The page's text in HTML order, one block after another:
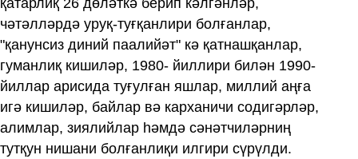
чәтәлләрдә уруқ-туғқанлири болғанлар,
"қанунсиз диний паалийәт" кә қатнашқанлар,
гуманлиқ кишиләр, 1980- йиллири билән 1990-
йиллар арисида туғулған яшлар, миллий аңға
игә кишиләр, байлар вә карханичи содигәрләр,
алимлар, зиялийлар һәмдә сәнәтчиләрниң
тутқун нишани болғанлиқи илгири сүрүлди.